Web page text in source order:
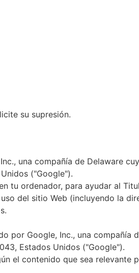
su supresión.
una compañía de Delaware
("Google").
tu ordenador, para ayudar al
del sitio Web (incluyendo la
por Google, Inc., una compañía
Estados Unidos ("Google").
el contenido que sea relevante